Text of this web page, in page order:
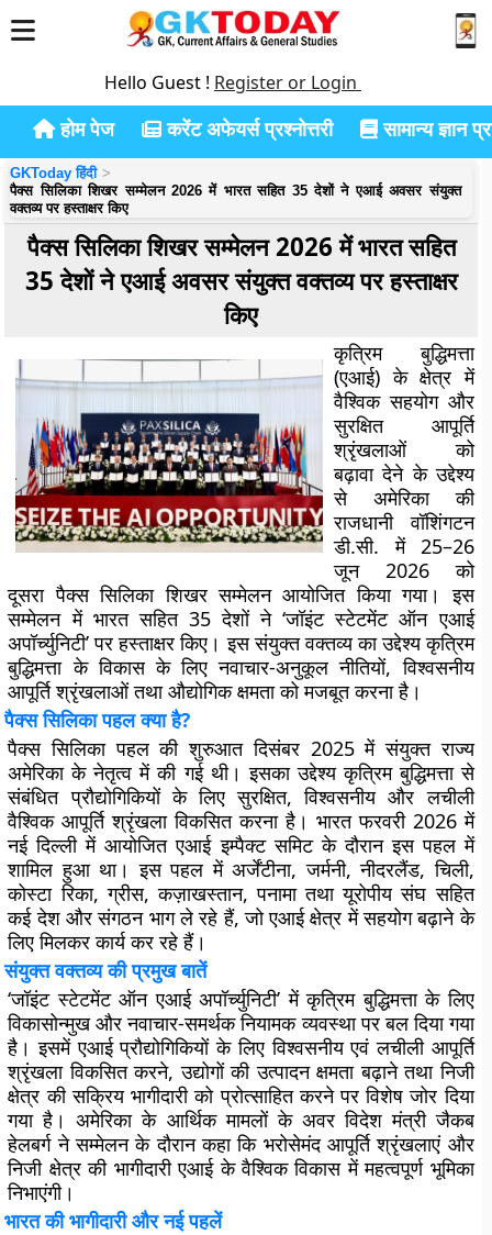
Hello Guest ! Register or Login
होम पेज करेंट अफेयर्स प्रश्नोत्तरी सामान्य ज्ञान
GKToday हिंदी
पैक्स सिलिका शिखर सम्मेलन 2026 में भारत सहित 35 देशों ने एआई अवसर संयुक्त
वक्तव्य पर हस्ताक्षर किए
पैक्स सिलिका शिखर सम्मेलन 2026 में भारत सहित
35 देशों ने एआई अवसर संयुक्त वक्तव्य पर हस्ताक्षर
किए
कृत्रिम बुद्धिमत्ता
(एआई) के क्षेत्र में
वैश्विक सहयोग और
सुरक्षित आपूर्ति
श्रृंखलाओं को
बढ़ावा देने के उद्देश्य
से अमेरिका की
राजधानी वॉशिंगटन
डी.सी. में 25–26
जून 2026 को
दूसरा पैक्स सिलिका शिखर सम्मेलन आयोजित किया गया। इस
सम्मेलन में भारत सहित 35 देशों ने‘जॉइंट स्टेटमेंट ऑन एआई
अपॉर्च्युनिटी’पर हस्ताक्षर किए। इस संयुक्त वक्तव्य का उद्देश्य कृत्रिम
बुद्धिमत्ता के विकास के लिए नवाचार-अनुकूल नीतियों, विश्वसनीय
आपूर्ति श्रृंखलाओं तथा औद्योगिक क्षमता को मजबूत करना है।
पैक्स सिलिका पहल क्या है?
पैक्स सिलिका पहल की शुरुआत दिसंबर 2025 में संयुक्त राज्य
अमेरिका के नेतृत्व में की गई थी। इसका उद्देश्य कृत्रिम बुद्धिमत्ता से
संबंधित प्रौद्योगिकियों के लिए सुरक्षित, विश्वसनीय और लचीली
वैश्विक आपूर्ति श्रृंखला विकसित करना है। भारत फरवरी 2026 में
नई दिल्ली में आयोजित एआई इम्पैक्ट समिट के दौरान इस पहल में
शामिल हुआ था। इस पहल में अर्जेंटीना, जर्मनी, नीदरलैंड, चिली,
कोस्टा रिका, ग्रीस, कज़ाखस्तान, पनामा तथा यूरोपीय संघ सहित
कई देश और संगठन भाग ले रहे हैं, जो एआई क्षेत्र में सहयोग बढ़ाने के
लिए मिलकर कार्य कर रहे हैं।
संयुक्त वक्तव्य की प्रमुख बातें
‘जॉइंट स्टेटमेंट ऑन एआई अपॉर्च्युनिटी’ में कृत्रिम बुद्धिमत्ता के लिए
विकासोन्मुख और नवाचार-समर्थक नियामक व्यवस्था पर बल दिया गया
है। इसमें एआई प्रौद्योगिकियों के लिए विश्वसनीय एवं लचीली आपूर्ति
श्रृंखला विकसित करने, उद्योगों की उत्पादन क्षमता बढ़ाने तथा निजी
क्षेत्र की सक्रिय भागीदारी को प्रोत्साहित करने पर विशेष जोर दिया
गया है। अमेरिका के आर्थिक मामलों के अवर विदेश मंत्री जैकब
हेलबर्ग ने सम्मेलन के दौरान कहा कि भरोसेमंद आपूर्ति श्रृंखलाएं और
निजी क्षेत्र की भागीदारी एआई के वैश्विक विकास में महत्वपूर्ण भूमिका
निभाएंगी।
भारत की भागीदारी और नई पहलें